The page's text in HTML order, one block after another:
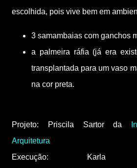
escolhida, pois vive bem em
3 samambaias com ganchos
a palmeira ráfia (já era
transplantada para um vaso
na cor preta.
Projeto: Priscila Sartor da
Arquitetura
Execução: